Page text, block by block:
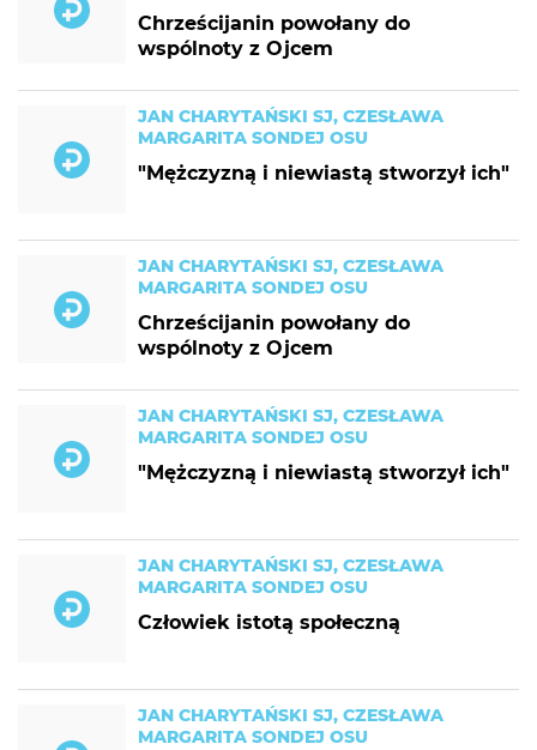
Chrześcijanin powołany do
wspólnoty z Ojcem
JAN CHARYTAŃSKI SJ, CZESŁAWA
MARGARITA SONDEJ OSU
"Mężczyzną i niewiastą stworzył ich"
JAN CHARYTAŃSKI SJ, CZESŁAWA
MARGARITA SONDEJ OSU
Chrześcijanin powołany do
wspólnoty z Ojcem
JAN CHARYTAŃSKI SJ, CZESŁAWA
MARGARITA SONDEJ OSU
"Mężczyzną i niewiastą stworzył ich"
JAN CHARYTAŃSKI SJ, CZESŁAWA
MARGARITA SONDEJ OSU
Człowiek istotą społeczną
JAN CHARYTAŃSKI SJ, CZESŁAWA
MARGARITA SONDEJ OSU